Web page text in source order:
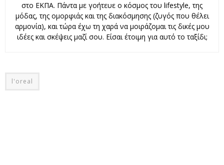
στο ΕΚΠΑ. Πάντα με γοήτευε ο κόσμος του lifestyle, της
μόδας, της ομορφιάς και της διακόσμησης (ζυγός που θέλει
αρμονία), και τώρα έχω τη χαρά να μοιράζομαι τις δικές μου
ιδέες και σκέψεις μαζί σου. Είσαι έτοιμη για αυτό το ταξίδι;
l'oreal